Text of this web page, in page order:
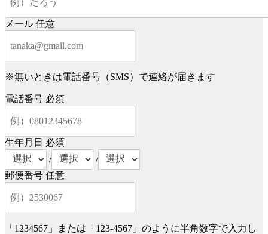
メール 任意
※無いときは電話番号（SMS）で連絡が届きます
電話番号 必須
生年月日 必須
/
/
郵便番号 任意
「1234567」または「123-4567」のように半角数字で入力し